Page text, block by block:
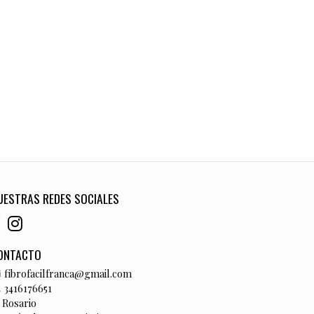
REDES SOCIALES
fibrofacilfranca@gmail.com
3416176651
Rosario